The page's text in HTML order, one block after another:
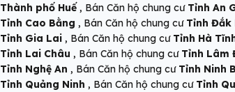
Thành phố Huế , Bán Căn hộ chung cư Tỉnh An
Tỉnh Cao Bằng , Bán Căn hộ chung cư Tỉnh Đắk
Tỉnh Gia Lai , Bán Căn hộ chung cư Tỉnh Hà
Tỉnh Lai Châu , Bán Căn hộ chung cư Tỉnh Lâm
Tỉnh Nghệ An , Bán Căn hộ chung cư Tỉnh Ninh
Tỉnh Quảng Ninh , Bán Căn hộ chung cư Tỉnh